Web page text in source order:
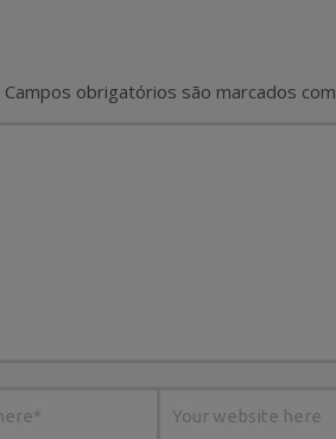
Campos obrigatórios são marcados com